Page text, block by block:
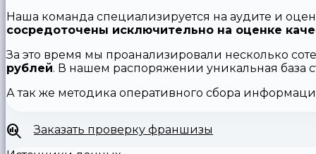
Наша команда специализируется на аудите и
сосредоточены исключительно на оценке
За это время мы проанализировали несколько
рублей. В нашем распоряжении уникальная база
А так же методика оперативного сбора
Заказать проверку франшизы